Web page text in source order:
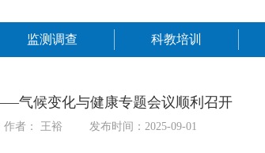
监测调查 科教培训
气候变化与健康专题会议顺利召开
作者： 王裕 发布时间：2025-09-01